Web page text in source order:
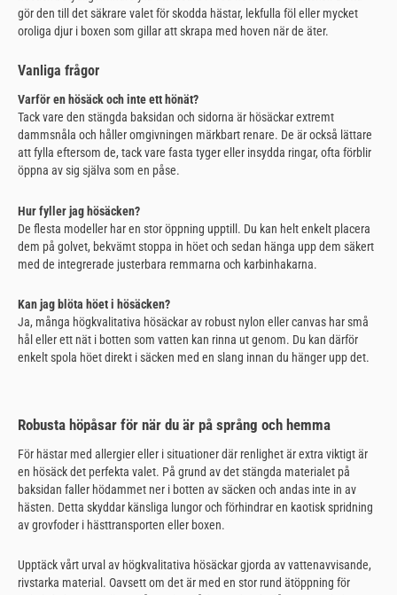
gör den till det säkrare valet för skodda hästar, lekfulla föl eller mycket
oroliga djur i boxen som gillar att skrapa med hoven när de äter.
Vanliga frågor
Varför en hösäck och inte ett hönät?
Tack vare den stängda baksidan och sidorna är hösäckar extremt
dammsnåla och håller omgivningen märkbart renare. De är också lättare
att fylla eftersom de, tack vare fasta tyger eller insydda ringar, ofta förblir
öppna av sig själva som en påse.
Hur fyller jag hösäcken?
De flesta modeller har en stor öppning upptill. Du kan helt enkelt placera
dem på golvet, bekvämt stoppa in höet och sedan hänga upp dem säkert
med de integrerade justerbara remmarna och karbinhakarna.
Kan jag blöta höet i hösäcken?
Ja, många högkvalitativa hösäckar av robust nylon eller canvas har små
hål eller ett nät i botten som vatten kan rinna ut genom. Du kan därför
enkelt spola höet direkt i säcken med en slang innan du hänger upp det.
Robusta höpåsar för när du är på språng och hemma
För hästar med allergier eller i situationer där renlighet är extra viktigt är
en hösäck det perfekta valet. På grund av det stängda materialet på
baksidan faller hödammet ner i botten av säcken och andas inte in av
hästen. Detta skyddar känsliga lungor och förhindrar en kaotisk spridning
av grovfoder i hästtransporten eller boxen.
Upptäck vårt urval av högkvalitativa hösäckar gjorda av vattenavvisande,
rivstarka material. Oavsett om det är med en stor rund ätöppning för